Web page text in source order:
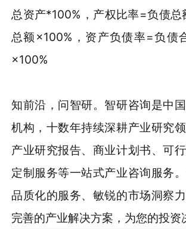
总资产*100%，产权比率=负债总
总额×100%，资产负债率=负债
×100%
知前沿，问智研。智研咨询是中
机构，十数年持续深耕产业研究
产业研究报告、商业计划书、可
定制服务等一站式产业咨询服务。
品质化的服务、敏锐的市场洞察
完善的产业解决方案，为您的投资